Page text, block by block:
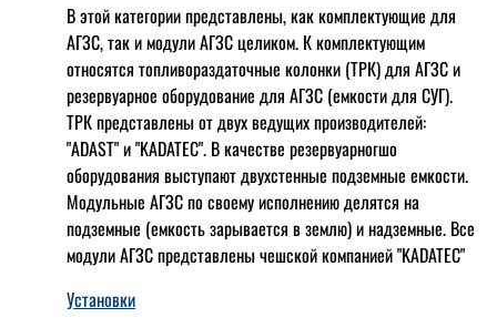
В этой категории представлены, как комплектующие для
АГЗС, так и модули АГЗС целиком. К комплектующим
относятся топливораздаточные колонки (ТРК) для АГЗС и
резервуарное оборудование для АГЗС (емкости для СУГ).
ТРК представлены от двух ведущих производителей:
"ADAST" и "KADATEC". В качестве резервуарногшо
оборудования выступают двухстенные подземные емкости.
Модульные АГЗС по своему исполнению делятся на
подземные (емкость зарывается в землю) и надземные. Все
модули АГЗС представлены чешской компанией "KADATEC"
Установки